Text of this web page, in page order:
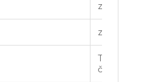
zatvaranje
zatvorenija
TopGel
čišćenja